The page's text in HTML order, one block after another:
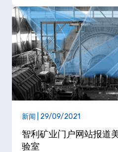
新闻 | 29/09/2021
智利矿业门户网站报道
验室